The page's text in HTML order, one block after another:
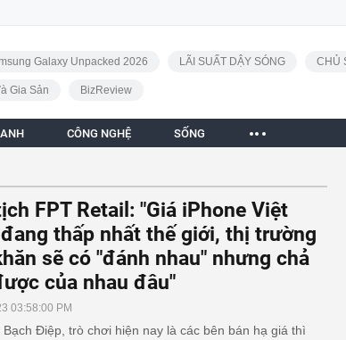
Galaxy Unpacked 2026 LÃI SUẤT DẬY SÓNG CHỦ
Gia Sản BizReview
CÔNG NGHỆ SỐNG
FPT Retail: "Giá iPhone Việt
đang thấp nhất thế giới, thị trường
sẽ có "đánh nhau" nhưng chả
của nhau đâu"
03:58:00 PM
Bạch Điệp, trò chơi hiện nay là các bên bán hạ giá thì